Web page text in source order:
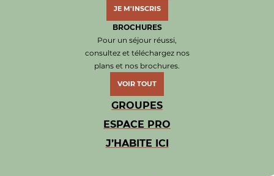
JE M'INSCRIS
BROCHURES
Pour un séjour réussi,
consultez et téléchargez nos
plans et nos brochures.
VOIR TOUT
GROUPES
ESPACE PRO
J’HABITE ICI